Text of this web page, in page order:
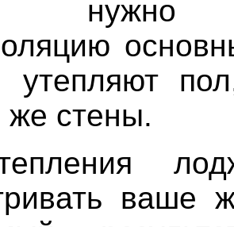
нужно
утепляют
же стены.
ваше